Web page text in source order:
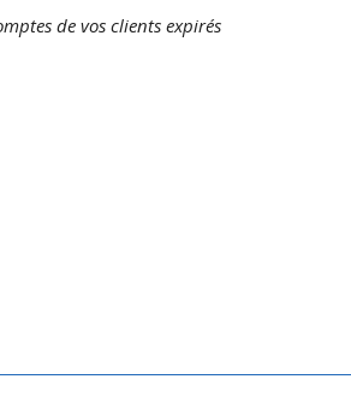
de vos clients expirés